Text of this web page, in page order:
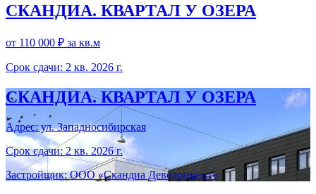
СКАНДИА. КВАРТАЛ У ОЗЕРА
от 110 000 ₽ за кв.м
Срок сдачи: 2 кв. 2026 г.
СКАНДИА. КВАРТАЛ У ОЗЕРА
Адрес: ул. Западносибирская
Срок сдачи: 2 кв. 2026 г.
Застройщик: ООО «Скандиа Девелопмент»